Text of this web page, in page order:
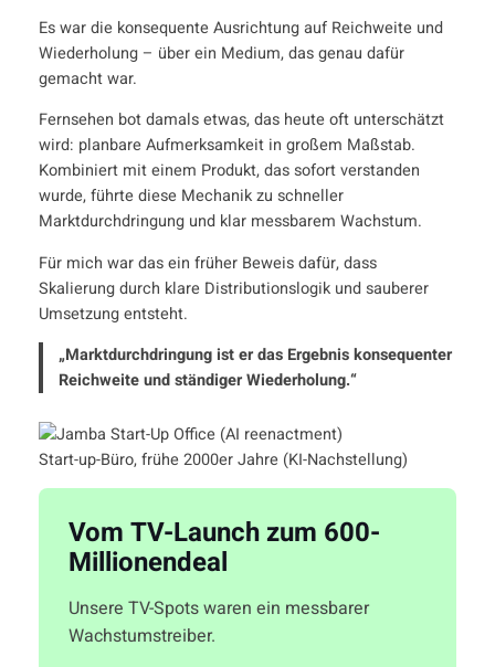
Es war die konsequente Ausrichtung auf Reichweite und
Wiederholung – über ein Medium, das genau dafür
gemacht war.
Fernsehen bot damals etwas, das heute oft unterschätzt
wird: planbare Aufmerksamkeit in großem Maßstab.
Kombiniert mit einem Produkt, das sofort verstanden
wurde, führte diese Mechanik zu schneller
Marktdurchdringung und klar messbarem Wachstum.
Für mich war das ein früher Beweis dafür, dass
Skalierung durch klare Distributionslogik und sauberer
Umsetzung entsteht.
„Marktdurchdringung ist er das Ergebnis konsequenter
Reichweite und ständiger Wiederholung.“
Start-up-Büro, frühe 2000er Jahre (KI-Nachstellung)
Vom TV-Launch zum 600-
Millionendeal
Unsere TV-Spots waren ein messbarer
Wachstumstreiber.